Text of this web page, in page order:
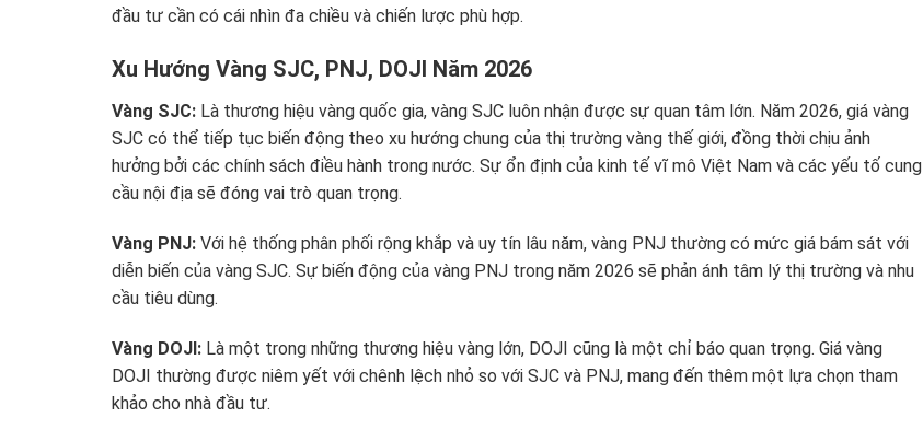
đầu tư cần có cái nhìn đa chiều và chiến lược phù hợp.
Xu Hướng Vàng SJC, PNJ, DOJI Năm 2026
Vàng SJC: Là thương hiệu vàng quốc gia, vàng SJC luôn nhận được sự quan tâm lớn. Năm 2026, giá vàng
SJC có thể tiếp tục biến động theo xu hướng chung của thị trường vàng thế giới, đồng thời chịu ảnh
hưởng bởi các chính sách điều hành trong nước. Sự ổn định của kinh tế vĩ mô Việt Nam và các yếu tố cung
cầu nội địa sẽ đóng vai trò quan trọng.
Vàng PNJ: Với hệ thống phân phối rộng khắp và uy tín lâu năm, vàng PNJ thường có mức giá bám sát với
diễn biến của vàng SJC. Sự biến động của vàng PNJ trong năm 2026 sẽ phản ánh tâm lý thị trường và nhu
cầu tiêu dùng.
Vàng DOJI: Là một trong những thương hiệu vàng lớn, DOJI cũng là một chỉ báo quan trọng. Giá vàng
DOJI thường được niêm yết với chênh lệch nhỏ so với SJC và PNJ, mang đến thêm một lựa chọn tham
khảo cho nhà đầu tư.